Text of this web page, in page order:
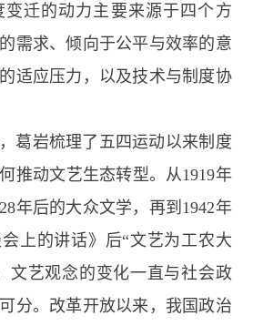
迁的动力主要来源于四个方
需求、倾向于公平与效率的意
适应压力，以及技术与制度协
葛岩梳理了五四运动以来制度
推动文艺生态转型。从1919年
年后的大众文学，再到 1942年
会上的讲话》后“文艺为工农大
文艺观念的变化一直与社会政
分。改革开放以来，我国政治